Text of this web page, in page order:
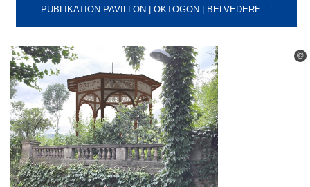
PUBLIKATION PAVILLON | OKTOGON | BELVEDERE
©